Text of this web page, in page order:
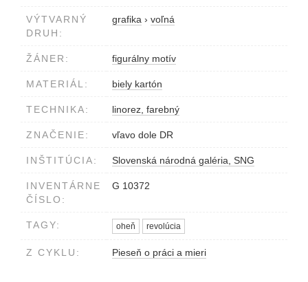
VÝTVARNÝ
DRUH:
grafika › voľná
ŽÁNER: figurálny motív
MATERIÁL: biely kartón
TECHNIKA: linorez, farebný
ZNAČENIE: vľavo dole DR
INŠTITÚCIA: Slovenská národná galéria, SNG
INVENTÁRNE
ČÍSLO:
G 10372
TAGY: oheň revolúcia
Z CYKLU: Pieseň o práci a mieri